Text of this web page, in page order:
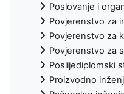
Poslovanje i
Povjerenstvo za
Povjerenstvo za
Povjerenstvo za
Poslijediplomski
Proizvodno